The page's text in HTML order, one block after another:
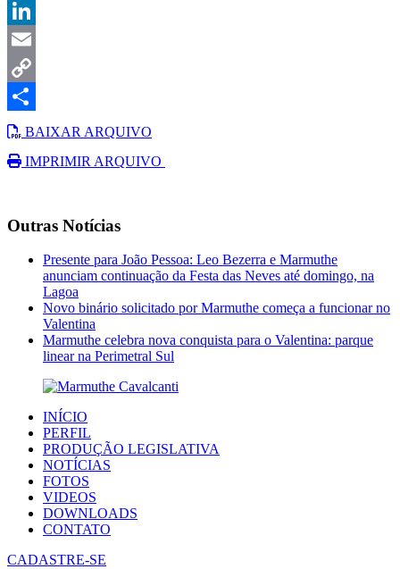
Facebook
LinkedIn
Email
Copy
Link
ShareBAIXAR ARQUIVO
IMPRIMIR ARQUIVO
Outras Notícias
Presente para João Pessoa: Leo Bezerra e Marmuthe
anunciam continuação da Festa das Neves até domingo, na
Lagoa
Novo binário solicitado por Marmuthe começa a funcionar no
Valentina
Marmuthe celebra nova conquista para o Valentina: parque
linear na Perimetral Sul
INÍCIO
PERFIL
PRODUÇÃO LEGISLATIVA
NOTÍCIAS
FOTOS
VIDEOS
DOWNLOADS
CONTATO
CADASTRE-SE